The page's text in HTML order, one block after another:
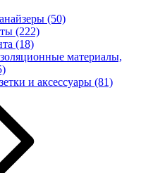
(50)
(222)
(18)
материалы,
и аксессуары (81)